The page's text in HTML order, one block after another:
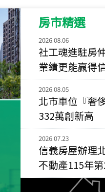
115
新北市
115年07
央
115年
小
115 年07
捷
台北市
房市精選
2026.08.06
社工魂進駐房
業績更能贏得
2026.08.05
北市車位『奢
332萬創新高
2026.07.23
信義房屋辦理
不動產115年